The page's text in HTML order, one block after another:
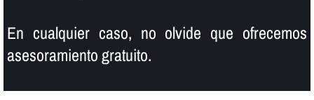
En cualquier caso, no olvide que ofrecemos
asesoramiento gratuito.